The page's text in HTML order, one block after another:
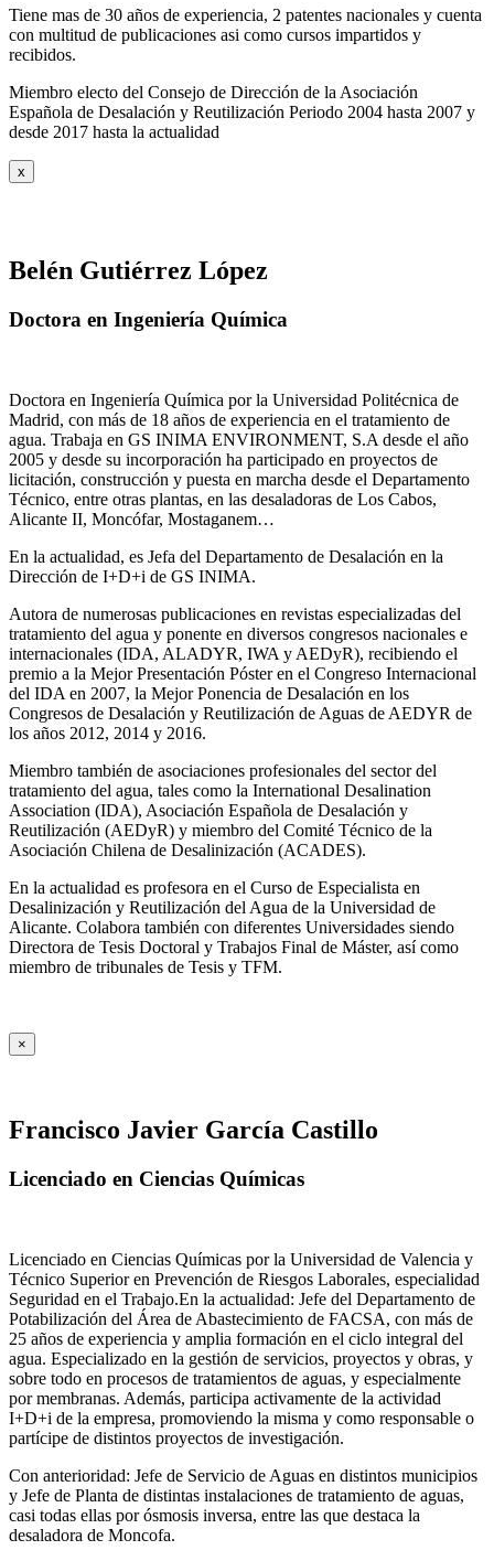
Tiene mas de 30 años de experiencia, 2 patentes nacionales y cuenta
con multitud de publicaciones asi como cursos impartidos y
recibidos.
Miembro electo del Consejo de Dirección de la Asociación
Española de Desalación y Reutilización Periodo 2004 hasta 2007 y
desde 2017 hasta la actualidad
x
Belén Gutiérrez López
Doctora en Ingeniería Química
Doctora en Ingeniería Química por la Universidad Politécnica de
Madrid, con más de 18 años de experiencia en el tratamiento de
agua. Trabaja en GS INIMA ENVIRONMENT, S.A desde el año
2005 y desde su incorporación ha participado en proyectos de
licitación, construcción y puesta en marcha desde el Departamento
Técnico, entre otras plantas, en las desaladoras de Los Cabos,
Alicante II, Moncófar, Mostaganem…
En la actualidad, es Jefa del Departamento de Desalación en la
Dirección de I+D+i de GS INIMA.
Autora de numerosas publicaciones en revistas especializadas del
tratamiento del agua y ponente en diversos congresos nacionales e
internacionales (IDA, ALADYR, IWA y AEDyR), recibiendo el
premio a la Mejor Presentación Póster en el Congreso Internacional
del IDA en 2007, la Mejor Ponencia de Desalación en los
Congresos de Desalación y Reutilización de Aguas de AEDYR de
los años 2012, 2014 y 2016.
Miembro también de asociaciones profesionales del sector del
tratamiento del agua, tales como la International Desalination
Association (IDA), Asociación Española de Desalación y
Reutilización (AEDyR) y miembro del Comité Técnico de la
Asociación Chilena de Desalinización (ACADES).
En la actualidad es profesora en el Curso de Especialista en
Desalinización y Reutilización del Agua de la Universidad de
Alicante. Colabora también con diferentes Universidades siendo
Directora de Tesis Doctoral y Trabajos Final de Máster, así como
miembro de tribunales de Tesis y TFM.
×
Francisco Javier García Castillo
Licenciado en Ciencias Químicas
Licenciado en Ciencias Químicas por la Universidad de Valencia y
Técnico Superior en Prevención de Riesgos Laborales, especialidad
Seguridad en el Trabajo.En la actualidad: Jefe del Departamento de
Potabilización del Área de Abastecimiento de FACSA, con más de
25 años de experiencia y amplia formación en el ciclo integral del
agua. Especializado en la gestión de servicios, proyectos y obras, y
sobre todo en procesos de tratamientos de aguas, y especialmente
por membranas. Además, participa activamente de la actividad
I+D+i de la empresa, promoviendo la misma y como responsable o
partícipe de distintos proyectos de investigación.
Con anterioridad: Jefe de Servicio de Aguas en distintos municipios
y Jefe de Planta de distintas instalaciones de tratamiento de aguas,
casi todas ellas por ósmosis inversa, entre las que destaca la
desaladora de Moncofa.